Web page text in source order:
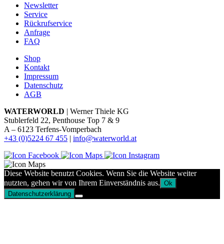
Newsletter
Service
Rückrufservice
Anfrage
FAQ
Shop
Kontakt
Impressum
Datenschutz
AGB
WATERWORLD | Werner Thiele KG
Stublerfeld 22, Penthouse Top 7 & 9
A – 6123 Terfens-Vomperbach
+43 (0)5224 67 455 | info@waterworld.at
Diese Website benutzt Cookies. Wenn Sie die Website weiter
nutzten, gehen wir von Ihrem Einverständnis aus. Ok
Datenschutzerklärung